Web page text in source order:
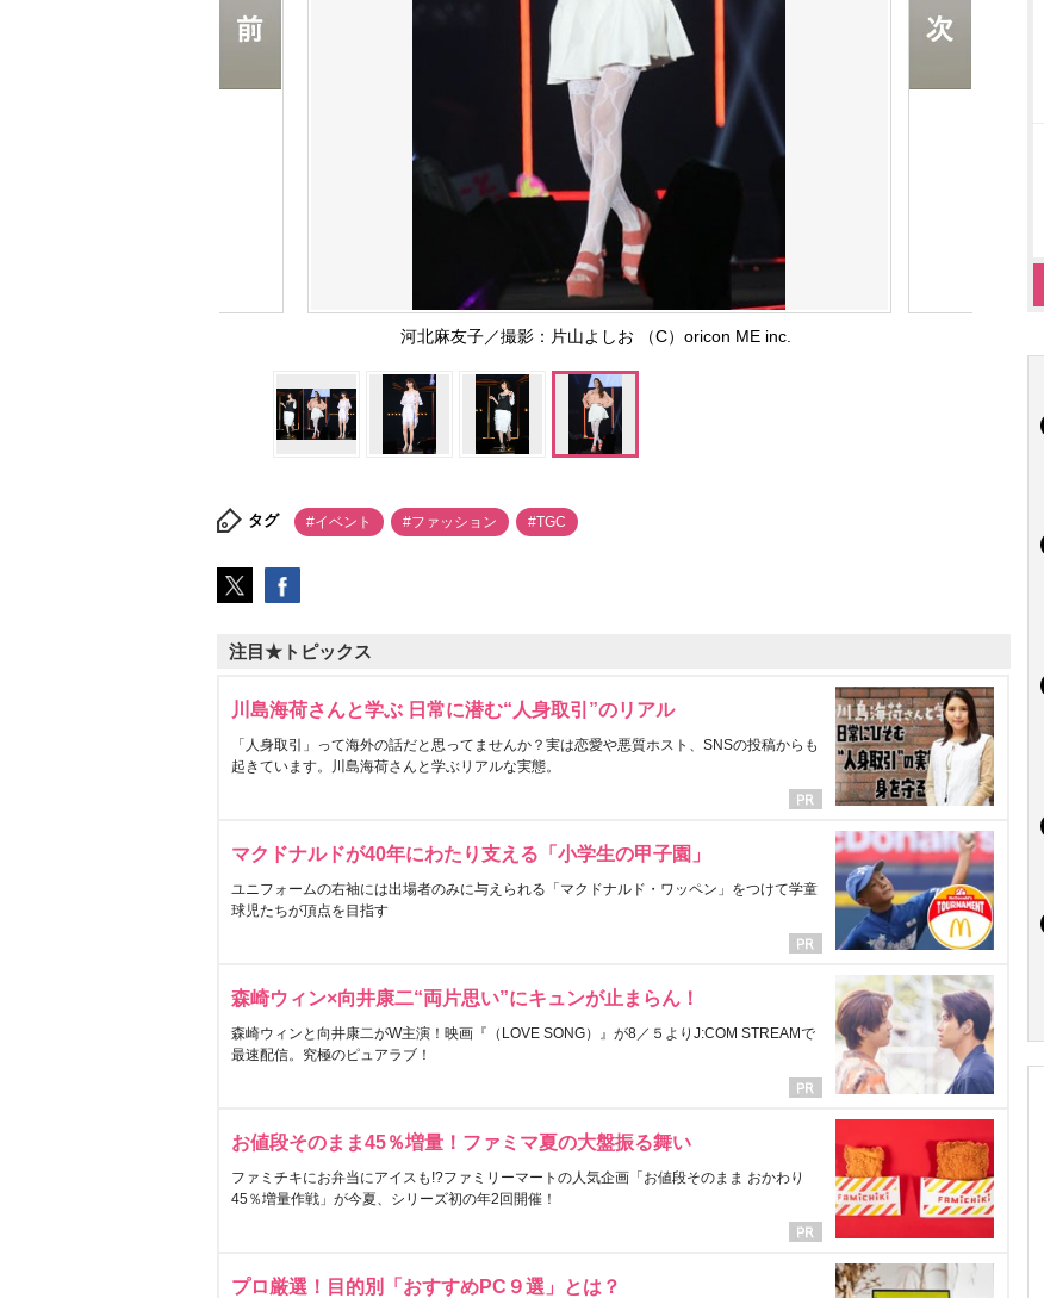
河北麻友子／撮影：片山よしお （C）oricon ME inc.
タグ #イベント #ファッション #TGC
注目★トピックス
川島海荷さんと学ぶ 日常に潜む“人身取引”のリアル
「人身取引」って海外の話だと思ってませんか？実は恋愛や悪質ホスト、SNSの投稿からも
起きています。川島海荷さんと学ぶリアルな実態。
マクドナルドが40年にわたり支える「小学生の甲子園」
ユニフォームの右袖には出場者のみに与えられる「マクドナルド・ワッペン」をつけて学童
球児たちが頂点を目指す
森崎ウィン×向井康二“両片思い”にキュンが止まらん！
森崎ウィンと向井康二がW主演！映画『（LOVE SONG）』が8／５よりJ:COM STREAMで
最速配信。究極のピュアラブ！
お値段そのまま45％増量！ファミマ夏の大盤振る舞い
ファミチキにお弁当にアイスも!?ファミリーマートの人気企画「お値段そのまま おかわり
45％増量作戦」が今夏、シリーズ初の年2回開催！
プロ厳選！目的別「おすすめPC９選」とは？